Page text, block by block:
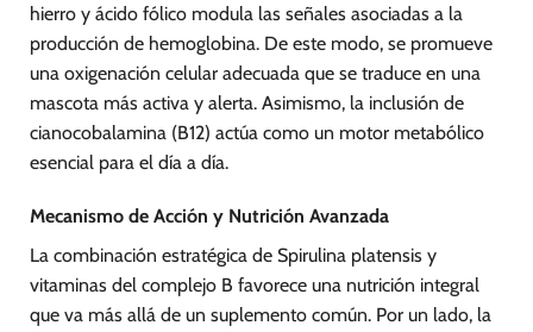
hierro y ácido fólico modula las señales asociadas a la
producción de hemoglobina. De este modo, se promueve
una oxigenación celular adecuada que se traduce en una
mascota más activa y alerta. Asimismo, la inclusión de
cianocobalamina (B12) actúa como un motor metabólico
esencial para el día a día.
Mecanismo de Acción y Nutrición Avanzada
La combinación estratégica de Spirulina platensis y
vitaminas del complejo B favorece una nutrición integral
que va más allá de un suplemento común. Por un lado, la